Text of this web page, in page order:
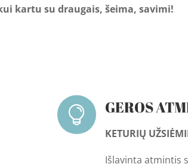
kartu su draugais, šeima, savimi!
 GEROS
KETURIŲ
Išlavinta atmintis